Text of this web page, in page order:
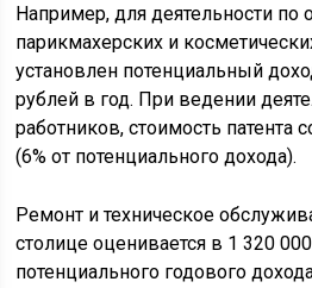
Например, для деятельности по
парикмахерских и
установлен потенциальный
рублей в год. При ведении
работников, стоимость патента
(6% от потенциального дохода).
Ремонт и техническое
столице оценивается в 1 320
потенциального годового